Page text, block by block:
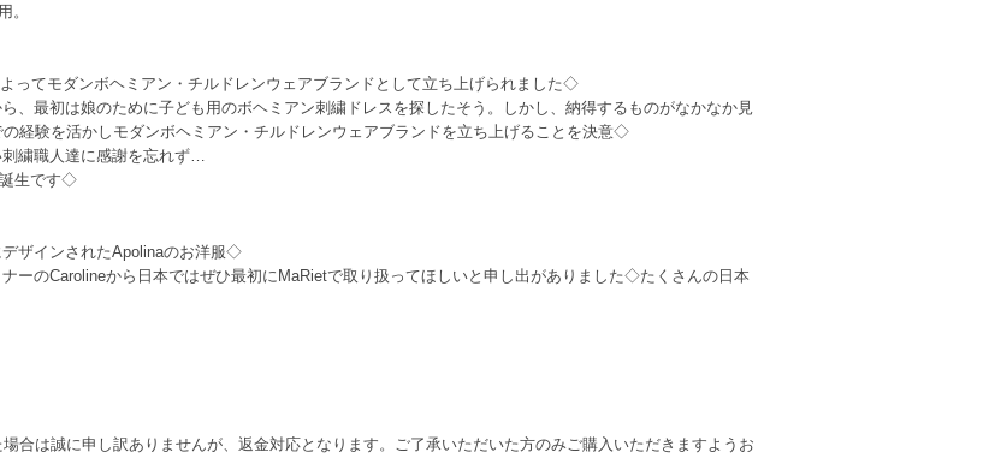
。
ってモダンボヘミアン・チルドレンウェアブランドとして立ち上げられました◇
、最初は娘のために子ども用のボヘミアン刺繍ドレスを探したそう。しかし、納得するものがなかなか見
経験を活かしモダンボヘミアン・チルドレンウェアブランドを立ち上げることを決意◇
繍職人達に感謝を忘れず…
誕生です◇
ザインされたApolinaのお洋服◇
ーのCarolineから日本ではぜひ最初にMaRietで取り扱ってほしいと申し出がありました◇たくさんの日本
合は誠に申し訳ありませんが、返金対応となります。ご了承いただいた方のみご購入いただきますようお